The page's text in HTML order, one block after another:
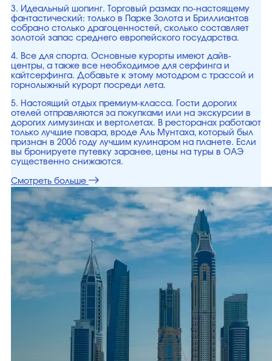
3. Идеальный шопинг. Торговый размах по-настоящему
фантастический: только в Парке Золота и Бриллиантов
собрано столько драгоценностей, сколько составляет
золотой запас среднего европейского государства.
4. Все для спорта. Основные курорты имеют дайв-
центры, а также все необходимое для серфинга и
кайтсерфинга. Добавьте к этому мотодром с трассой и
горнолыжный курорт посреди лета.
5. Настоящий отдых премиум-класса. Гости дорогих
отелей отправляются за покупками или на экскурсии в
дорогих лимузинах и вертолетах. В ресторанах работают
только лучшие повара, вроде Аль Мунтаха, который был
признан в 2006 году лучшим кулинаром на планете. Если
вы бронируете путевку заранее, цены на туры в ОАЭ
существенно снижаются.
Смотреть больше